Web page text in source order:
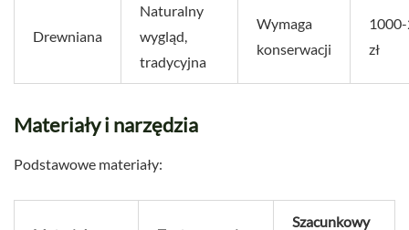
Drewniana
Naturalny
wygląd,
tradycyjna
Wymaga
konserwacji
zł
Materiały i narzędzia
Podstawowe materiały:
Szacunkowy